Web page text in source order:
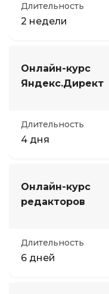
Длительность
2 недели
Онлайн-курс
Яндекс.Директ
Длительность
4 дня
Онлайн-курс
редакторов
Длительность
6 дней